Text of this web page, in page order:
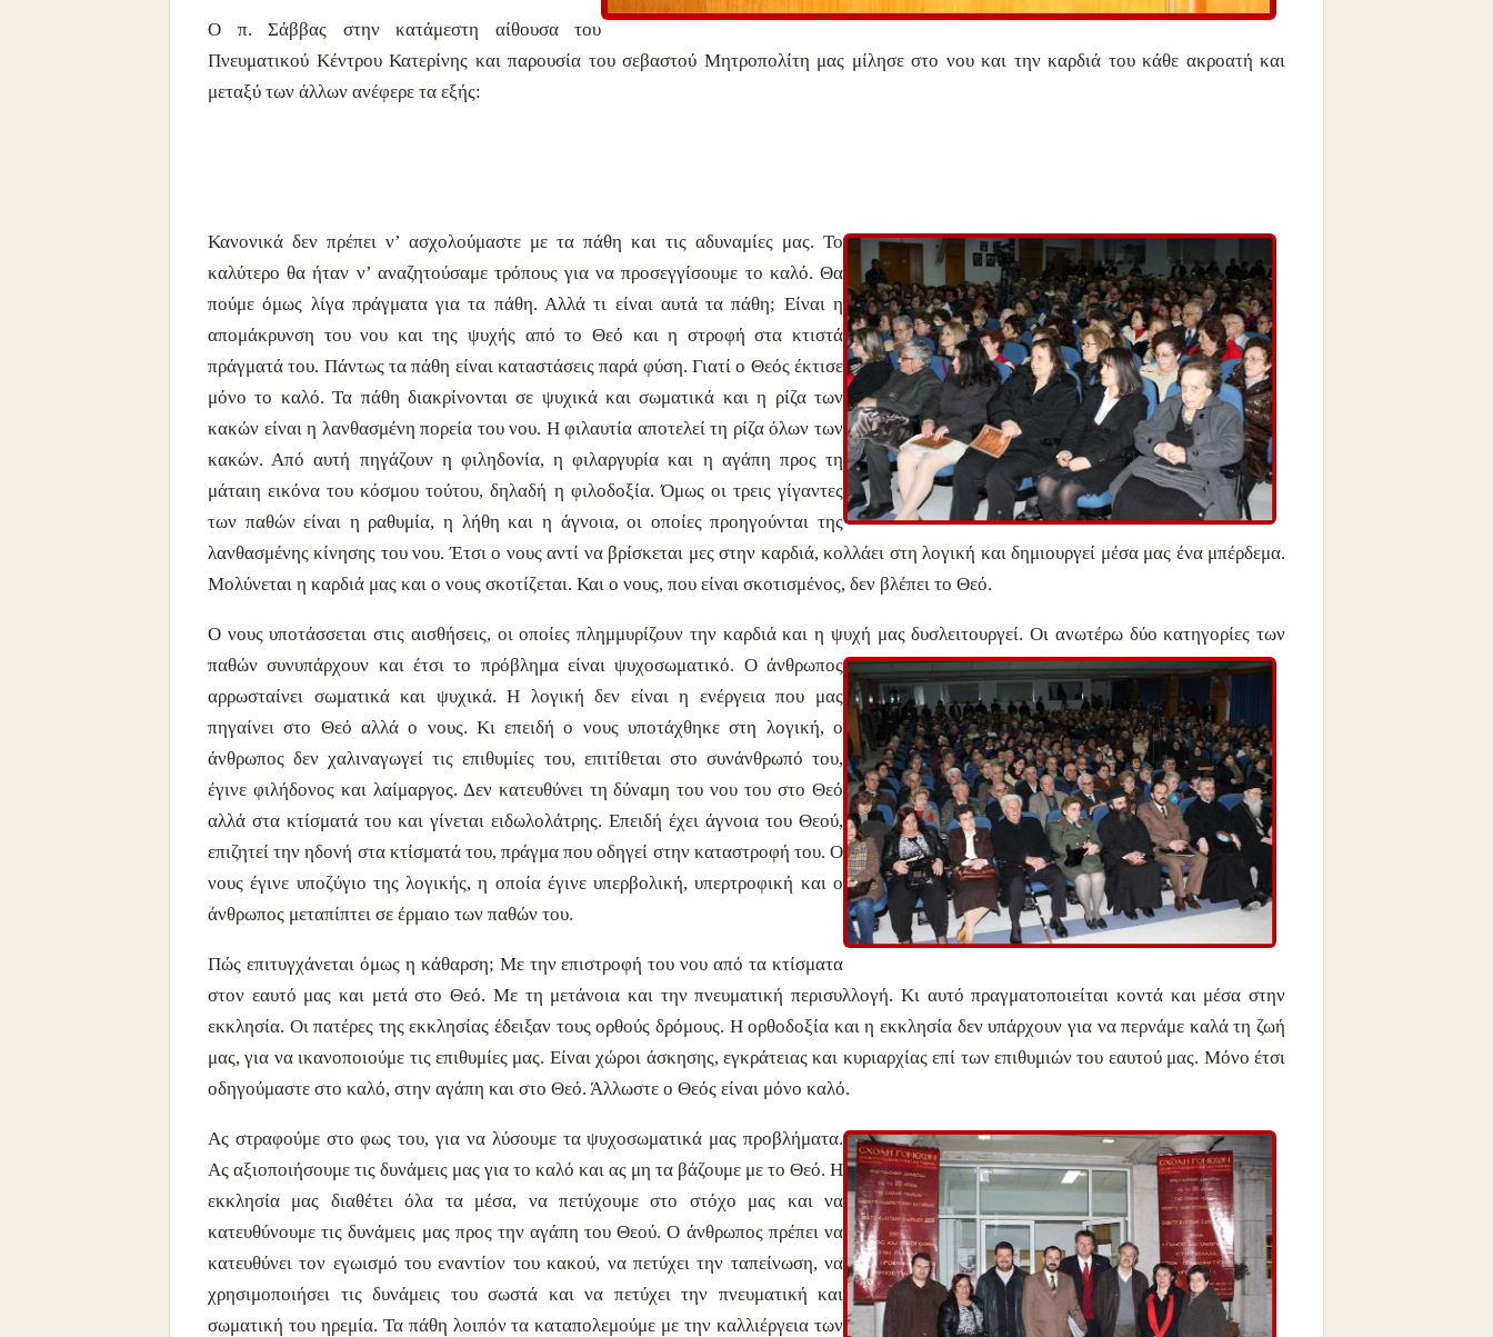
Ο π. Σάββας στην κατάμεστη αίθουσα του
Πνευματικού Κέντρου Κατερίνης και παρουσία του σεβαστού Μητροπολίτη μας μίλησε στο νου και την καρδιά του κάθε ακροατή και
μεταξύ των άλλων ανέφερε τα εξής:
Κανονικά δεν πρέπει ν’ ασχολούμαστε με τα πάθη και τις αδυναμίες μας. Το
καλύτερο θα ήταν ν’ αναζητούσαμε τρόπους για να προσεγγίσουμε το καλό. Θα
πούμε όμως λίγα πράγματα για τα πάθη. Αλλά τι είναι αυτά τα πάθη; Είναι η
απομάκρυνση του νου και της ψυχής από το Θεό και η στροφή στα κτιστά
πράγματά του. Πάντως τα πάθη είναι καταστάσεις παρά φύση. Γιατί ο Θεός έκτισε
μόνο το καλό. Τα πάθη διακρίνονται σε ψυχικά και σωματικά και η ρίζα των
κακών είναι η λανθασμένη πορεία του νου. Η φιλαυτία αποτελεί τη ρίζα όλων των
κακών. Από αυτή πηγάζουν η φιληδονία, η φιλαργυρία και η αγάπη προς τη
μάταιη εικόνα του κόσμου τούτου, δηλαδή η φιλοδοξία. Όμως οι τρεις γίγαντες
των παθών είναι η ραθυμία, η λήθη και η άγνοια, οι οποίες προηγούνται της
λανθασμένης κίνησης του νου. Έτσι ο νους αντί να βρίσκεται μες στην καρδιά, κολλάει στη λογική και δημιουργεί μέσα μας ένα μπέρδεμα.
Μολύνεται η καρδιά μας και ο νους σκοτίζεται. Και ο νους, που είναι σκοτισμένος, δεν βλέπει το Θεό.
Ο νους υποτάσσεται στις αισθήσεις, οι οποίες πλημμυρίζουν την καρδιά και η ψυχή μας δυσλειτουργεί. Οι ανωτέρω δύο κατηγορίες των
παθών συνυπάρχουν και έτσι το πρόβλημα είναι ψυχοσωματικό. Ο άνθρωπος
αρρωσταίνει σωματικά και ψυχικά. Η λογική δεν είναι η ενέργεια που μας
πηγαίνει στο Θεό αλλά ο νους. Κι επειδή ο νους υποτάχθηκε στη λογική, ο
άνθρωπος δεν χαλιναγωγεί τις επιθυμίες του, επιτίθεται στο συνάνθρωπό του,
έγινε φιλήδονος και λαίμαργος. Δεν κατευθύνει τη δύναμη του νου του στο Θεό
αλλά στα κτίσματά του και γίνεται ειδωλολάτρης. Επειδή έχει άγνοια του Θεού,
επιζητεί την ηδονή στα κτίσματά του, πράγμα που οδηγεί στην καταστροφή του. Ο
νους έγινε υποζύγιο της λογικής, η οποία έγινε υπερβολική, υπερτροφική και ο
άνθρωπος μεταπίπτει σε έρμαιο των παθών του.
Πώς επιτυγχάνεται όμως η κάθαρση; Με την επιστροφή του νου από τα κτίσματα
στον εαυτό μας και μετά στο Θεό. Με τη μετάνοια και την πνευματική περισυλλογή. Κι αυτό πραγματοποιείται κοντά και μέσα στην
εκκλησία. Οι πατέρες της εκκλησίας έδειξαν τους ορθούς δρόμους. Η ορθοδοξία και η εκκλησία δεν υπάρχουν για να περνάμε καλά τη ζωή
μας, για να ικανοποιούμε τις επιθυμίες μας. Είναι χώροι άσκησης, εγκράτειας και κυριαρχίας επί των επιθυμιών του εαυτού μας. Μόνο έτσι
οδηγούμαστε στο καλό, στην αγάπη και στο Θεό. Άλλωστε ο Θεός είναι μόνο καλό.
Ας στραφούμε στο φως του, για να λύσουμε τα ψυχοσωματικά μας προβλήματα.
Ας αξιοποιήσουμε τις δυνάμεις μας για το καλό και ας μη τα βάζουμε με το Θεό. Η
εκκλησία μας διαθέτει όλα τα μέσα, να πετύχουμε στο στόχο μας και να
κατευθύνουμε τις δυνάμεις μας προς την αγάπη του Θεού. Ο άνθρωπος πρέπει να
κατευθύνει τον εγωισμό του εναντίον του κακού, να πετύχει την ταπείνωση, να
χρησιμοποιήσει τις δυνάμεις του σωστά και να πετύχει την πνευματική και
σωματική του ηρεμία. Τα πάθη λοιπόν τα καταπολεμούμε με την καλλιέργεια των